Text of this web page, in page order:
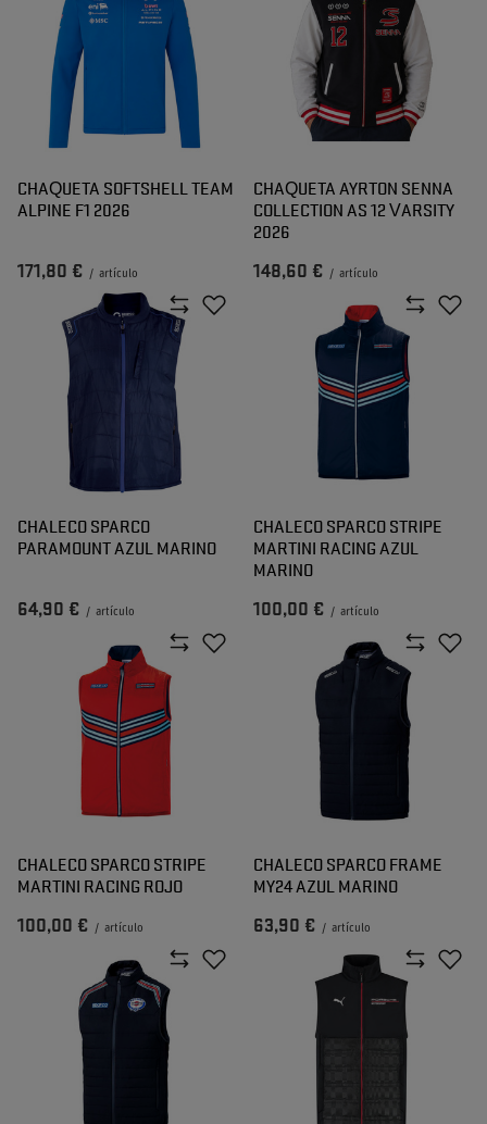
CHAQUETA SOFTSHELL TEAM
ALPINE F1 2026
171,80 € / artículo
CHAQUETA AYRTON SENNA
COLLECTION AS 12 VARSITY
2026
148,60 € / artículo
CHALECO SPARCO
PARAMOUNT AZUL MARINO
64,90 € / artículo
CHALECO SPARCO STRIPE
MARTINI RACING AZUL
MARINO
100,00 € / artículo
CHALECO SPARCO STRIPE
MARTINI RACING ROJO
100,00 € / artículo
CHALECO SPARCO FRAME
MY24 AZUL MARINO
63,90 € / artículo